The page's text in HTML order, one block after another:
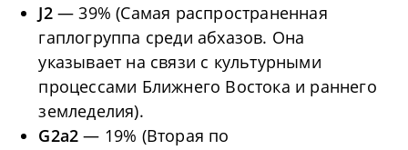
J2— 39% (Самая распространенная
гаплогруппа среди абхазов. Она
указывает на связи с культурными
процессами Ближнего Востока и раннего
земледелия).
G2a2— 19% (Вторая по